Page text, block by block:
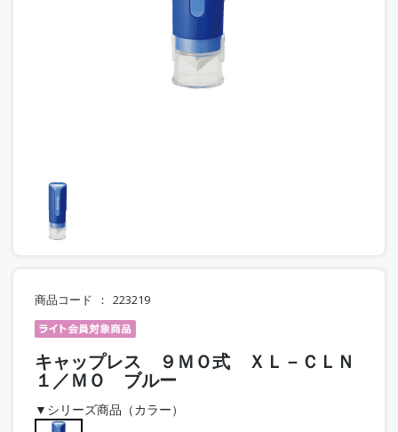
商品コード 223219
キャップレス ９ＭＯ式 ＸＬ－ＣＬＮ
１／ＭＯ ブルー
▼シリーズ商品（カラー）